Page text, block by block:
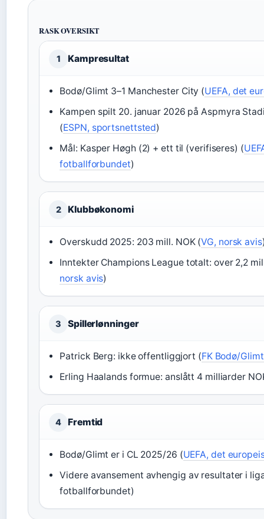
RASK OVERSIKT
1 Kampresultat
Bodø/Glimt 3–1 Manchester City (UEFA, det
Kampen spilt 20. januar 2026 på Aspmyra
(ESPN, sportsnettsted)
Mål: Kasper Høgh (2) + ett til (verifiseres) (
fotballforbundet)
2 Klubbøkonomi
Overskudd 2025: 203 mill. NOK (VG, norsk avis
Inntekter Champions League totalt: over 2,2
norsk avis)
3 Spillerlønninger
Patrick Berg: ikke offentliggjort (FK Bodø/
Erling Haalands formue: anslått 4 milliarder
4 Fremtid
Bodø/Glimt er i CL 2025/26 (UEFA, det
Videre avansement avhengig av resultater i
fotballforbundet)